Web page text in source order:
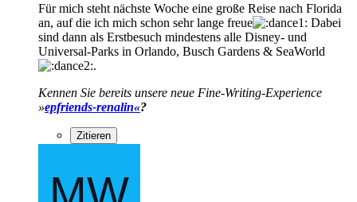
Für mich steht nächste Woche eine große Reise nach Florida
an, auf die ich mich schon sehr lange freue
Dabei
sind dann als Erstbesuch mindestens alle Disney- und
Universal-Parks in Orlando, Busch Gardens & SeaWorld
.
Kennen Sie bereits unsere neue Fine-Writing-Experience
»epfriends-renalin«?
Zitieren